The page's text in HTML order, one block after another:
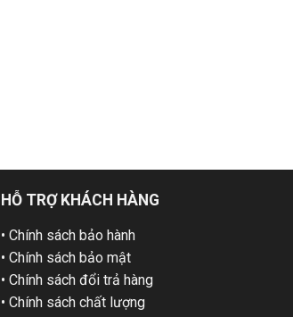
HỖ TRỢ KHÁCH HÀNG
• Chính sách bảo hành
• Chính sách bảo mật
• Chính sách đổi trả hàng
• Chính sách chất lượng